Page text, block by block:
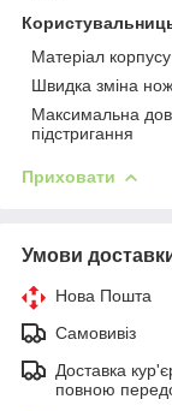
Матеріал корпусу
Швидка зміна
Максимальна
підстригання
Приховати
Умови
Нова Пошта
Самовивіз
Доставка
повною